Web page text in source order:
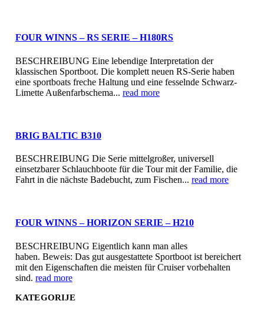
FOUR WINNS – RS SERIE – H180RS
BESCHREIBUNG Eine lebendige Interpretation der
klassischen Sportboot. Die komplett neuen RS-Serie haben
eine sportboats freche Haltung und eine fesselnde Schwarz-
Limette Außenfarbschema... read more
BRIG BALTIC B310
BESCHREIBUNG Die Serie mittelgroßer, universell
einsetzbarer Schlauchboote für die Tour mit der Familie, die
Fahrt in die nächste Badebucht, zum Fischen... read more
FOUR WINNS – HORIZON SERIE – H210
BESCHREIBUNG Eigentlich kann man alles
haben. Beweis: Das gut ausgestattete Sportboot ist bereichert
mit den Eigenschaften die meisten für Cruiser vorbehalten
sind. read more
KATEGORIJE